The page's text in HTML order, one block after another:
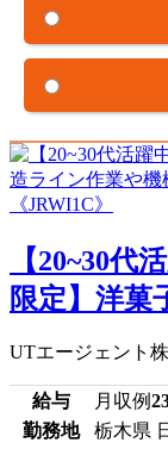
【20~30代
限定】洋菓
UTエージェント
給与 月収例
勤務地
栃木県